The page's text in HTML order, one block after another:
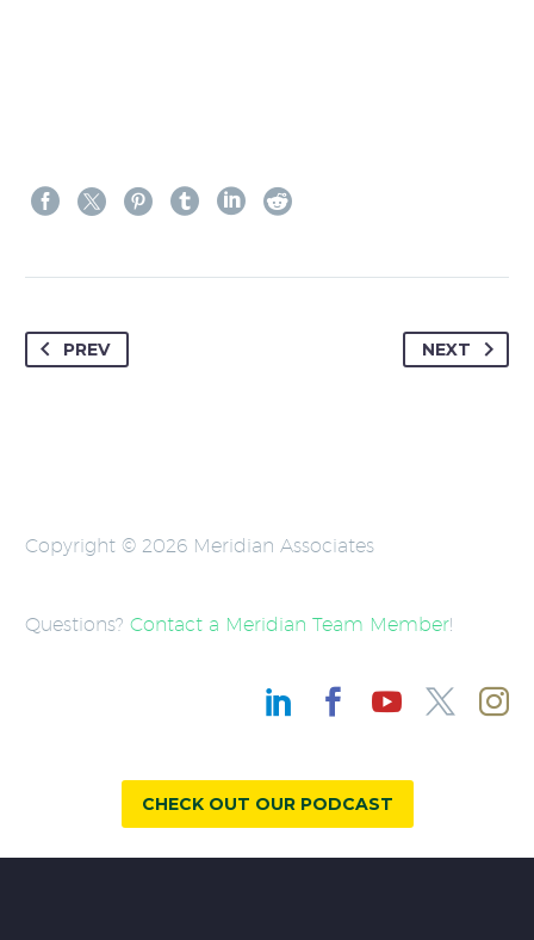
PREV NEXT
Copyright © 2026 Meridian Associates
Questions? Contact a Meridian Team Member!
CHECK OUT OUR PODCAST